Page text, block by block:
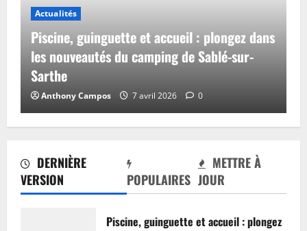
DERNIÈRE
VERSION
POPULAIRES
METTRE À
JOUR
Piscine, guinguette et accueil : plongez
Actualités
Piscine, guinguette et accueil : plongez dans
les nouveautés du camping de Sablé-sur-
Sarthe
Anthony Campos 7 avril 2026 0